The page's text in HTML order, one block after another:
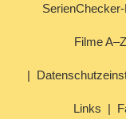
Filme A–Z
Links